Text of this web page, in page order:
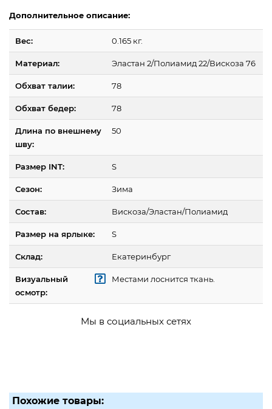
Дополнительное описание:
Вес: 0.165 кг.
Материал: Эластан 2/Полиамид 22/Вискоза 76
Обхват талии: 78
Обхват бедер: 78
Длина по внешнему
шву:
50
Размер INT: S
Сезон: Зима
Состав: Вискоза/Эластан/Полиамид
Размер на ярлыке: S
Склад: Екатеринбург
Визуальный
осмотр:
Местами лоснится ткань.
Мы в социальных сетях
Похожие товары: